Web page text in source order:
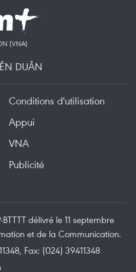
(VNA)
DUÂN
Conditions d'utilisation
Appui
VNA
Publicité
délivré le 11 septembre
et de la Communication.
Fax: (024) 39411348